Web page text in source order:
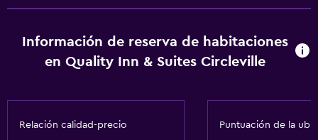
Internet
Extinguidor
Calefacción
Información de reserva de habitaciones
en Quality Inn & Suites Circleville
Relación calidad-precio Puntuación de la